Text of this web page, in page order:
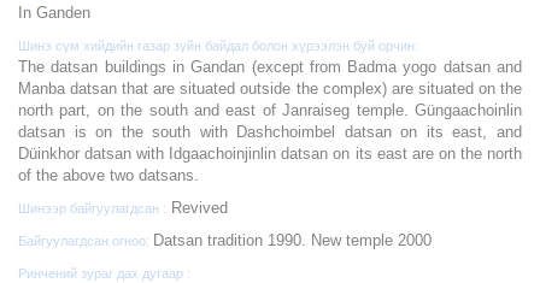
In Ganden
Шинэ сүм хийдийн газар зүйн байдал болон хүрээлэн буй орчин:
The datsan buildings in Gandan (except from Badma yogo datsan and
Manba datsan that are situated outside the complex) are situated on the
north part, on the south and east of Janraiseg temple. Güngaachoinlin
datsan is on the south with Dashchoimbel datsan on its east, and
Düinkhor datsan with Idgaachoinjinlin datsan on its east are on the north
of the above two datsans.
Шинээр байгуулагдсан : Revived
Байгуулагдсан огноо: Datsan tradition 1990. New temple 2000
Ринчений зураг дах дугаар :